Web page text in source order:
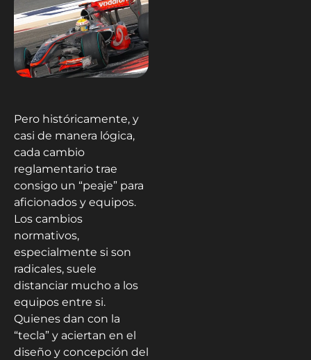
Pero históricamente, y
casi de manera lógica,
cada cambio
reglamentario trae
consigo un “peaje” para
aficionados y equipos.
Los cambios
normativos,
especialmente si son
radicales, suele
distanciar mucho a los
equipos entre si.
Quienes dan con la
“tecla” y aciertan en el
diseño y concepción del